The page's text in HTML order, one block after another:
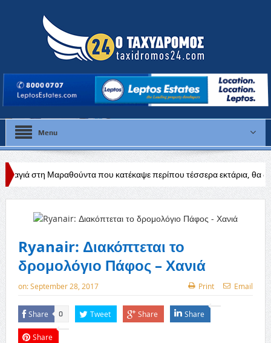
Menu
που κατέκαψε περίπου τέσσερα εκτάρια, θα διερευνηθούν τα
Ryanair: Διακόπτεται το
δρομολόγιο Πάφος – Χανιά
on:September 28, 2017 Print Email
Share 0 Tweet Share Share
Share